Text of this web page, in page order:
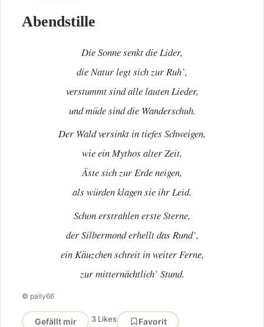
Abendstille
Die Sonne senkt die Lider,
die Natur legt sich zur Ruh`,
verstummt sind alle lauten Lieder,
und müde sind die Wanderschuh.
Der Wald versinkt in tiefes Schweigen,
wie ein Mythos alter Zeit,
Äste sich zur Erde neigen,
als würden klagen sie ihr Leid.
Schon erstrahlen erste Sterne,
der Silbermond erhellt das Rund`,
ein Käuzchen schreit in weiter Ferne,
zur mitternächtlich` Stund.
© pally66
Gefällt mir 3 Likes Favorit